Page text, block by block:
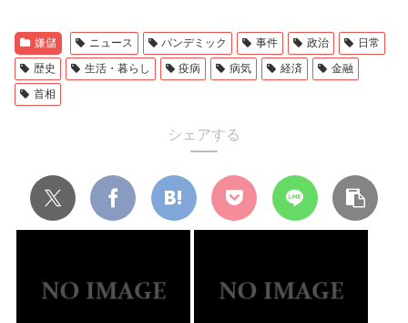
嫌儲 ニュース パンデミック 事件 政治
日常
歴史
生活・暮らし 疫病 病気 経済
金融
首相
シェアする